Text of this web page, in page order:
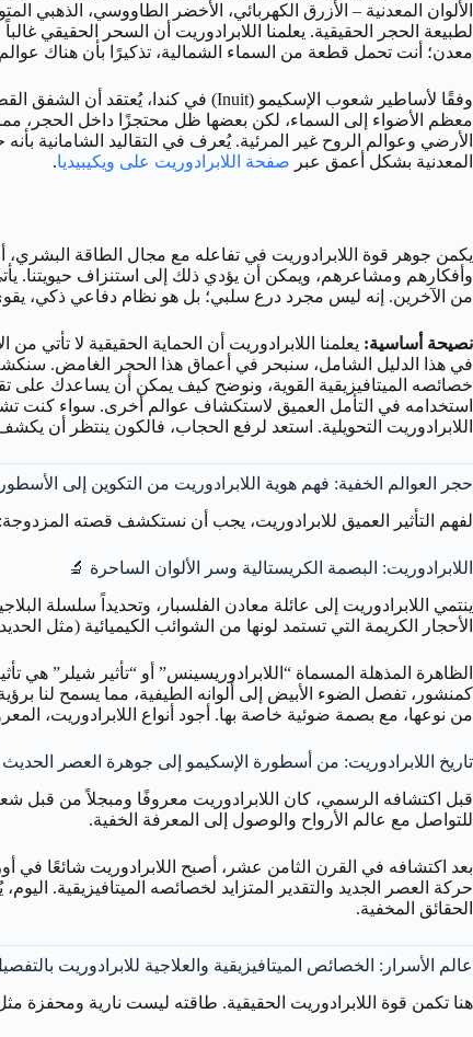
الألوان المعدنية – الأزرق الكهربائي، الأخضر الطاووسي،
لطبيعة الحجر الحقيقية. يعلمنا اللابرادوريت أن السحر
معدن؛ أنت تحمل قطعة من السماء الشمالية، تذكيرًا بأن هناك
معظم الأضواء إلى السماء، لكن بعضها ظل محتجزًا داخل الحجر،
الأرضي وعوالم الروح غير المرئية. يُعرف في التقاليد
المعدنية بشكل أعمق عبر صفحة اللابرادوريت على ويكيبيديا.
يكمن جوهر قوة اللابرادوريت في تفاعله مع مجال الطاقة البشري، أو
وأفكارهم ومشاعرهم، ويمكن أن يؤدي ذلك إلى استنزاف حيويتنا.
من الآخرين. إنه ليس مجرد درع سلبي؛ بل هو نظام دفاعي ذكي،
نصيحة أساسية: يعلمنا اللابرادوريت أن الحماية الحقيقية لا
في هذا الدليل الشامل، سنبحر في أعماق هذا الحجر الغامض.
خصائصه الميتافيزيقية القوية، ونوضح كيف يمكن أن يساعدك على
استخدامه في التأمل العميق لاستكشاف عوالم أخرى. سواء كنت
اللابرادوريت التحويلية. استعد لرفع الحجاب، فالكون ينتظر أن
حجر العوالم الخفية: فهم هوية اللابرادوريت من التكوين إلى
لفهم التأثير العميق للابرادوريت، يجب أن نستكشف قصته
اللابرادوريت: البصمة الكريستالية وسر الألوان الساحرة 🔬
الأحجار الكريمة التي تستمد لونها من الشوائب الكيميائية (مثل
الظاهرة المذهلة المسماة “اللابرادوريسينس” أو “تأثير شيلر”
كمنشور، تفصل الضوء الأبيض إلى ألوانه الطيفية، مما يسمح لنا
من نوعها، مع بصمة ضوئية خاصة بها. أجود أنواع اللابرادوريت،
تاريخ اللابرادوريت: من أسطورة الإسكيمو إلى جوهرة العصر
قبل اكتشافه الرسمي، كان اللابرادوريت معروفًا ومبجلاً من قبل
للتواصل مع عالم الأرواح والوصول إلى المعرفة الخفية.
بعد اكتشافه في القرن الثامن عشر، أصبح اللابرادوريت شائعًا
حركة العصر الجديد والتقدير المتزايد لخصائصه الميتافيزيقية.
الحقائق المخفية.
عالم الأسرار: الخصائص الميتافيزيقية والعلاجية للابرادوريت
هنا تكمن قوة اللابرادوريت الحقيقية. طاقته ليست نارية ومحفزة